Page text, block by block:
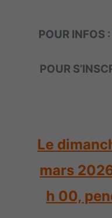
POUR INFOS :
POUR
Le
mars
h 00,